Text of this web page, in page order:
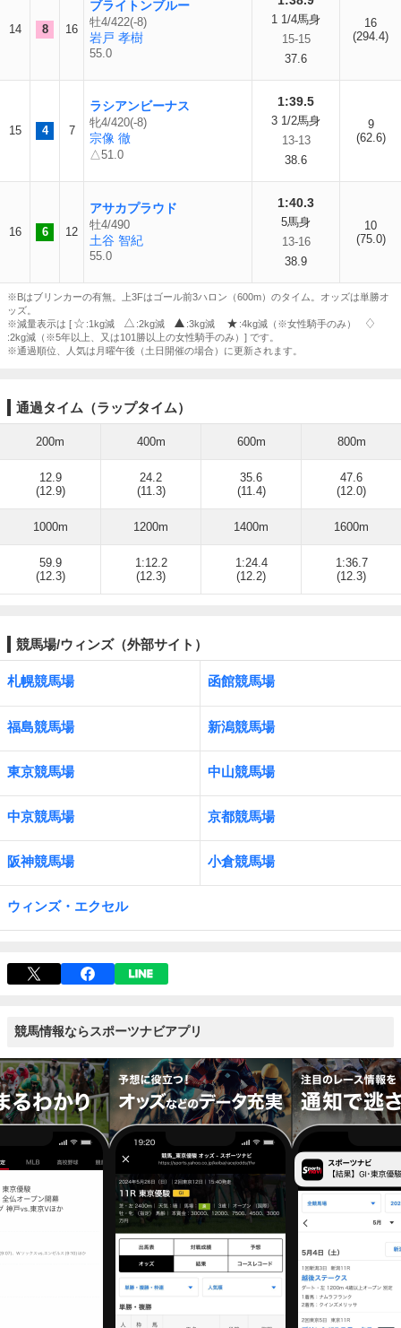
14 8 16
ブライトンブルー
牡4/422(-8)
岩戸 孝樹
55.0
1 1/4馬身
15-15
37.6
16
(294.4)
15 4 7
ラシアンビーナス
牝4/420(-8)
宗像 徹
△51.0
1:39.5
3 1/2馬身
13-13
38.6
9
(62.6)
16 6 12
アサカプラウド
牡4/490
土谷 智紀
55.0
1:40.3
5馬身
13-16
38.9
10
(75.0)
※Bはブリンカーの有無。上3Fはゴール前3ハロン（600m）のタイム。オッズは単勝オ
ッズ。
※減量表示は [
:1kg減 :2kg減 :3kg減
:4kg減（※女性騎手のみ）
:2kg減（※5年以上、又は101勝以上の女性騎手のみ）] です。
※通過順位、人気は月曜午後（土日開催の場合）に更新されます。
通過タイム（ラップタイム）
200m 400m 600m 800m
12.9
(12.9)
24.2
(11.3)
35.6
(11.4)
47.6
(12.0)
1000m 1200m 1400m 1600m
59.9
(12.3)
1:12.2
(12.3)
1:24.4
(12.2)
1:36.7
(12.3)
競馬場/ウィンズ（外部サイト）
札幌競馬場 函館競馬場
福島競馬場 新潟競馬場
東京競馬場 中山競馬場
中京競馬場 京都競馬場
阪神競馬場 小倉競馬場
ウィンズ・エクセル
競馬情報ならスポーツナビアプリ